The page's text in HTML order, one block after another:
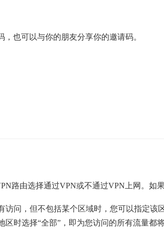
，也可以与你的朋友分享你的邀请码。
路由选择通过VPN或不通过VPN 上网。如
访问，但不包括某个区域时，您可以指定该
区时选择“全部”，即为您访问的所有流量都